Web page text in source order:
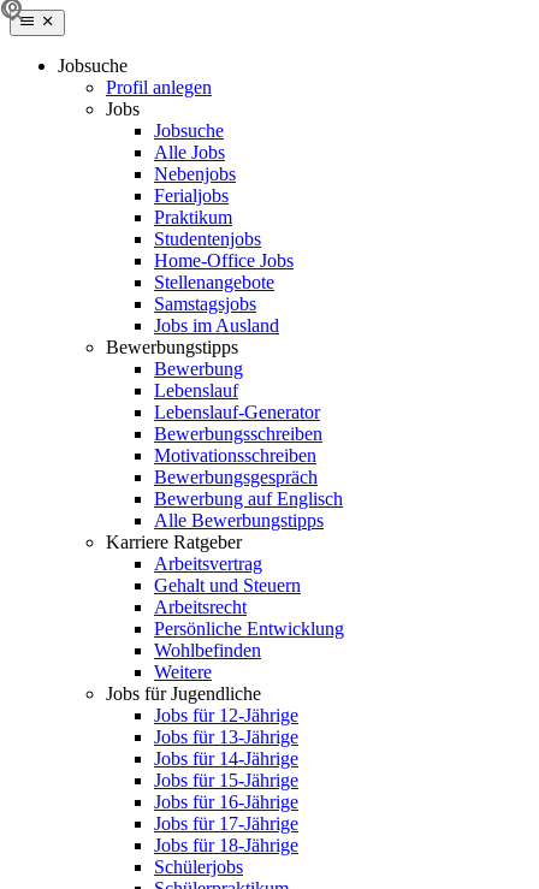
Jobsuche
Profil anlegen
Jobs
Jobsuche
Alle Jobs
Nebenjobs
Ferialjobs
Praktikum
Studentenjobs
Home-Office Jobs
Stellenangebote
Samstagsjobs
Jobs im Ausland
Bewerbungstipps
Bewerbung
Lebenslauf
Lebenslauf-Generator
Bewerbungsschreiben
Motivationsschreiben
Bewerbungsgespräch
Bewerbung auf Englisch
Alle Bewerbungstipps
Karriere Ratgeber
Arbeitsvertrag
Gehalt und Steuern
Arbeitsrecht
Persönliche Entwicklung
Wohlbefinden
Weitere
Jobs für Jugendliche
Jobs für 12-Jährige
Jobs für 13-Jährige
Jobs für 14-Jährige
Jobs für 15-Jährige
Jobs für 16-Jährige
Jobs für 17-Jährige
Jobs für 18-Jährige
Schülerjobs